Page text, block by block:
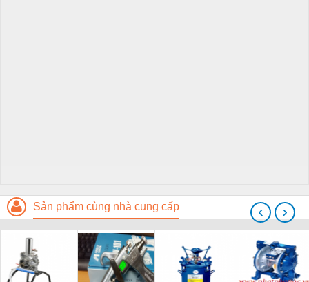
Sản phẩm cùng nhà cung cấp ‹ ›